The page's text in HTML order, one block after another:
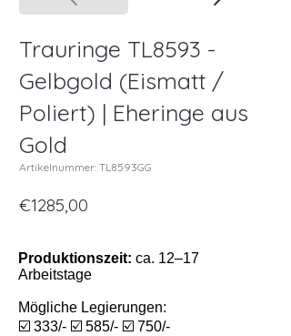
Trauringe TL8593 -
Gelbgold (Eismatt /
Poliert) | Eheringe aus
Gold
Artikelnummer: TL8593GG
€1285,00
Produktionszeit: ca. 12–17
Arbeitstage
Mögliche Legierungen:
☑️ 333/- ☑️ 585/- ☑️ 750/-